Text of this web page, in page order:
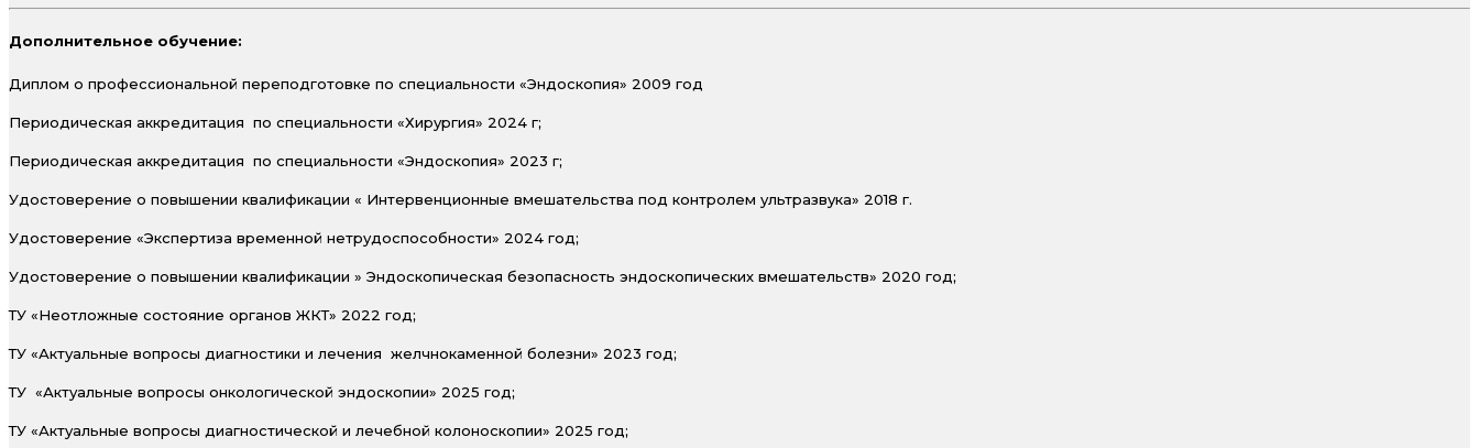
Дополнительное обучение:
Диплом о профессиональной переподготовке по специальности «Эндоскопия» 2009 год
Периодическая аккредитация по специальности «Хирургия» 2024 г;
Периодическая аккредитация по специальности «Эндоскопия» 2023 г;
Удостоверение о повышении квалификации « Интервенционные вмешательства под контролем ультразвука» 2018 г.
Удостоверение «Экспертиза временной нетрудоспособности» 2024 год;
Удостоверение о повышении квалификации » Эндоскопическая безопасность эндоскопических вмешательств» 2020 год;
ТУ «Неотложные состояние органов ЖКТ» 2022 год;
ТУ «Актуальные вопросы диагностики и лечения желчнокаменной болезни» 2023 год;
ТУ «Актуальные вопросы онкологической эндоскопии» 2025 год;
ТУ «Актуальные вопросы диагностической и лечебной колоноскопии» 2025 год;